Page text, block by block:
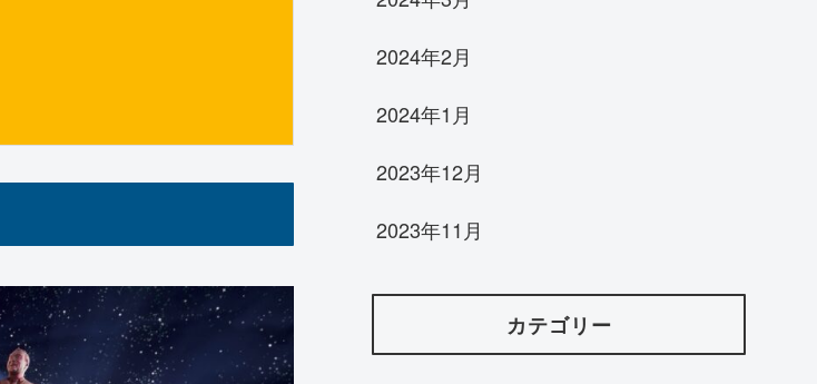
2024年2月
2024年1月
2023年12月
2023年11月
カテゴリー